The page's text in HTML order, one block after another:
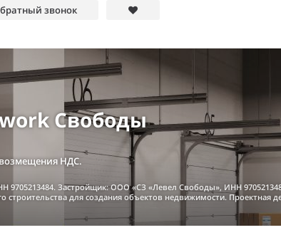
звонок
Свободы
НДС.
9705213484. Застройщик: ООО «СЗ «Левел Свободы», ИНН
строительства для создания объектов недвижимости.